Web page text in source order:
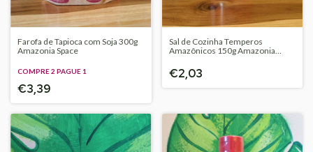
Farofa de Tapioca com Soja 300g
Amazonia Space
COMPRE 2 PAGUE 1
€3,39
Sal de Cozinha Temperos
Amazônicos 150g Amazonia
€2,03